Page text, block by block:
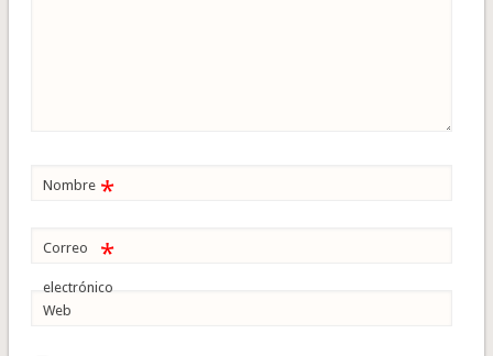
Nombre *
Correo
electrónico
*
Web